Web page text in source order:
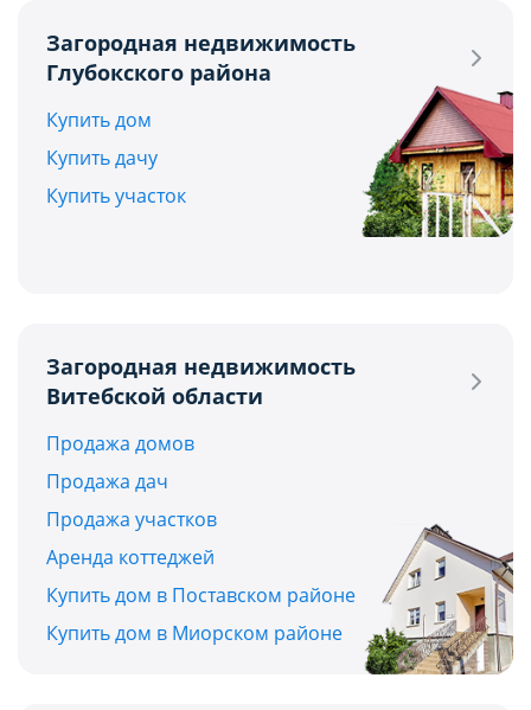
Загородная недвижимость
Глубокского района
Купить дом
Купить дачу
Купить участок
Загородная недвижимость
Витебской области
Продажа домов
Продажа дач
Продажа участков
Аренда коттеджей
Купить дом в Поставском районе
Купить дом в Миорском районе